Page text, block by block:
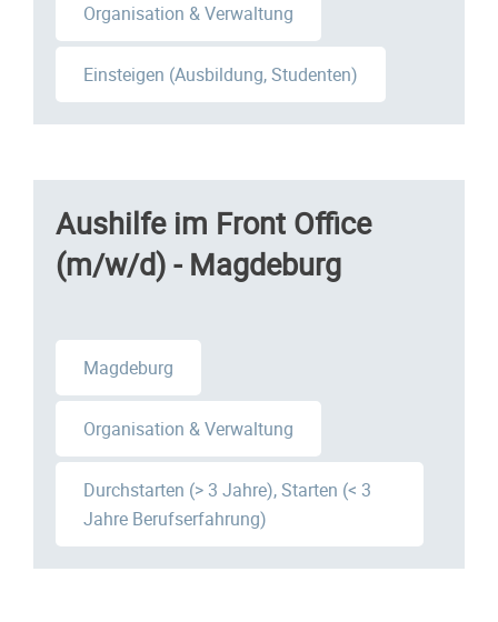
Organisation & Verwaltung
Einsteigen (Ausbildung, Studenten)
Aushilfe im Front Office
(m/w/d) - Magdeburg
Magdeburg
Organisation & Verwaltung
Durchstarten (> 3 Jahre), Starten (< 3
Jahre Berufserfahrung)